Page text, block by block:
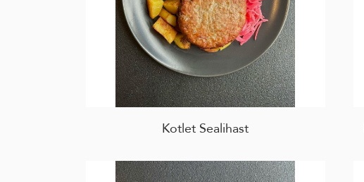
Kotlet Sealihast